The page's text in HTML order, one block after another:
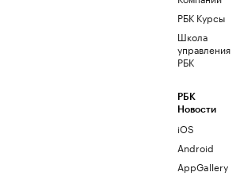
РБК Курсы
Школа
управления
РБК
РБК
Новости
iOS
Android
AppGallery